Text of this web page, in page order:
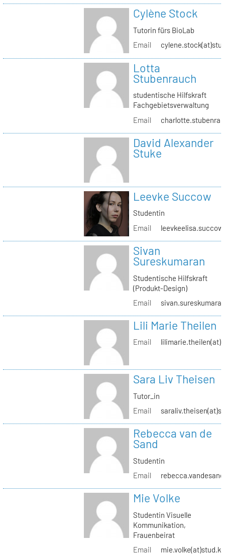
Cylène Stock
Tutorin fürs BioLab
Email
Lotta
Stubenrauch
studentische Hilfskraft
Fachgebietsverwaltung
Email
David Alexander
Stuke
Leevke Succow
Studentin
Email
Sivan
Sureskumaran
Studentische Hilfskraft
(Produkt-Design)
Email
Lili Marie Theilen
Email
Sara Liv Theisen
Tutor_in
Email
Rebecca van de
Sand
Studentin
Email
Mie Volke
Studentin Visuelle
Kommunikation,
Frauenbeirat
Email